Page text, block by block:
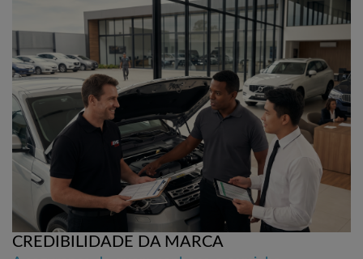
CREDIBILIDADE DA MARCA